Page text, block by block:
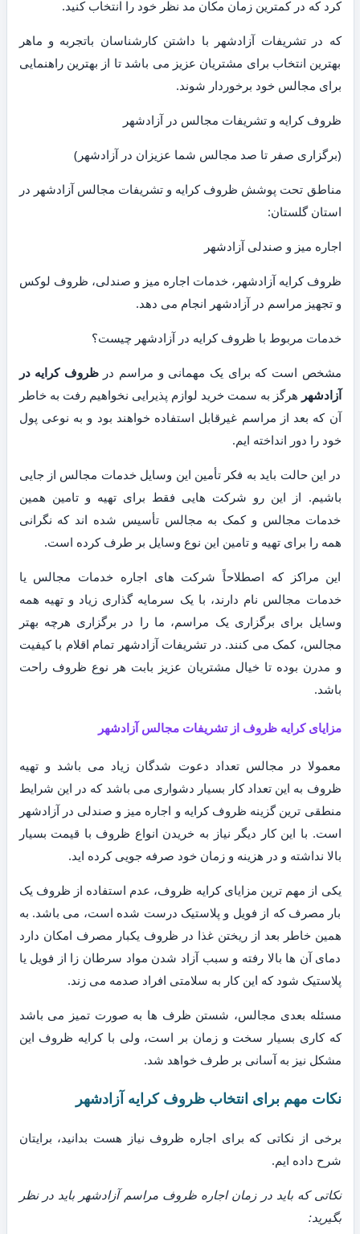
کرد که در کمترین زمان مکان مد نظر خود را انتخاب کنید.
که در تشریفات آزادشهر با داشتن کارشناسان باتجربه و ماهر
بهترین انتخاب برای مشتریان عزیز می باشد تا از بهترین راهنمایی
برای مجالس خود برخوردار شوند.
ظروف کرایه و تشریفات مجالس در آزادشهر
(برگزاری صفر تا صد مجالس شما عزیزان در آزادشهر)
مناطق تحت پوشش ظروف کرایه و تشریفات مجالس آزادشهر در
استان گلستان:
اجاره میز و صندلی آزادشهر
ظروف کرایه آزادشهر، خدمات اجاره میز و صندلی، ظروف لوکس
و تجهیز مراسم در آزادشهر انجام می دهد.
خدمات مربوط با ظروف کرایه در آزادشهر چیست؟
مشخص است که برای یک مهمانی و مراسم درظروف کرایه در
آزادشهر هرگز به سمت خرید لوازم پذیرایی نخواهیم رفت به خاطر
آن که بعد از مراسم غیرقابل استفاده خواهند بود و به نوعی پول
خود را دور انداخته ایم.
در این حالت باید به فکر تأمین این وسایل خدمات مجالس از جایی
باشیم. از این رو شرکت هایی فقط برای تهیه و تامین همین
خدمات مجالس و کمک به مجالس تأسیس شده اند که نگرانی
همه را برای تهیه و تامین این نوع وسایل بر طرف کرده است.
این مراکز که اصطلاحاً شرکت های اجاره خدمات مجالس یا
خدمات مجالس نام دارند، با یک سرمایه گذاری زیاد و تهیه همه
وسایل برای برگزاری یک مراسم، ما را در برگزاری هرچه بهتر
مجالس، کمک می کنند. در تشریفات آزادشهر تمام اقلام با کیفیت
و مدرن بوده تا خیال مشتریان عزیز بابت هر نوع ظروف راحت
باشد.
مزایای کرایه ظروف از تشریفات مجالس آزادشهر
معمولا در مجالس تعداد دعوت شدگان زیاد می باشد و تهیه
ظروف به این تعداد کار بسیار دشواری می باشد که در این شرایط
منطقی ترین گزینه ظروف کرایه و اجاره میز و صندلی در آزادشهر
است. با این کار دیگر نیاز به خریدن انواع ظروف با قیمت بسیار
بالا نداشته و در هزینه و زمان خود صرفه جویی کرده اید.
یکی از مهم ترین مزایای کرایه ظروف، عدم استفاده از ظروف یک
بار مصرف که از فویل و پلاستیک درست شده است، می باشد. به
همین خاطر بعد از ریختن غذا در ظروف یکبار مصرف امکان دارد
دمای آن ها بالا رفته و سبب آزاد شدن مواد سرطان زا از فویل یا
پلاستیک شود که این کار به سلامتی افراد صدمه می زند.
مسئله بعدی مجالس، شستن ظرف ها به صورت تمیز می باشد
که کاری بسیار سخت و زمان بر است، ولی با کرایه ظروف این
مشکل نیز به آسانی بر طرف خواهد شد.
نکات مهم برای انتخاب ظروف کرایه آزادشهر
برخی از نکاتی که برای اجاره ظروف نیاز هست بدانید، برایتان
شرح داده ایم.
نکاتی که باید در زمان اجاره ظروف مراسم آزادشهر باید در نظر
بگیرید: